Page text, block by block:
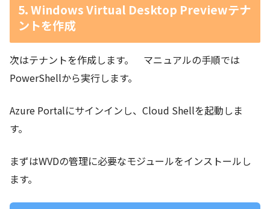
5. Windows Virtual Desktop Previewテナ
ントを作成
次はテナントを作成します。 マニュアルの手順では
PowerShellから実行します。
Azure Portalにサインインし、Cloud Shellを起動しま
す。
まずはWVDの管理に必要なモジュールをインストールし
ます。